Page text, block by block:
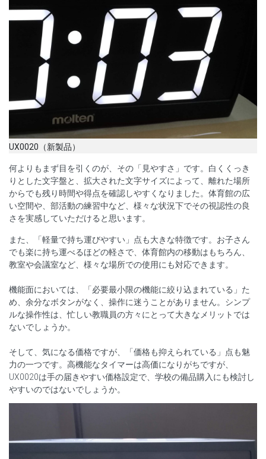
UX0020（新製品）
何よりもまず目を引くのが、その「見やすさ」です。白くくっき
りとした文字盤と、拡大された文字サイズによって、離れた場所
からでも残り時間や得点を確認しやすくなりました。体育館の広
い空間や、部活動の練習中など、様々な状況下でその視認性の良
さを実感していただけると思います。
また、「軽量で持ち運びやすい」点も大きな特徴です。お子さん
でも楽に持ち運べるほどの軽さで、体育館内の移動はもちろん、
教室や会議室など、様々な場所での使用にも対応できます。
機能面においては、「必要最小限の機能に絞り込まれている」た
め、余分なボタンがなく、操作に迷うことがありません。シンプ
ルな操作性は、忙しい教職員の方々にとって大きなメリットでは
ないでしょうか。
そして、気になる価格ですが、「価格も抑えられている」点も魅
力の一つです。高機能なタイマーは高価になりがちですが、
UX0020は手の届きやすい価格設定で、学校の備品購入にも検討し
やすいのではないでしょうか。